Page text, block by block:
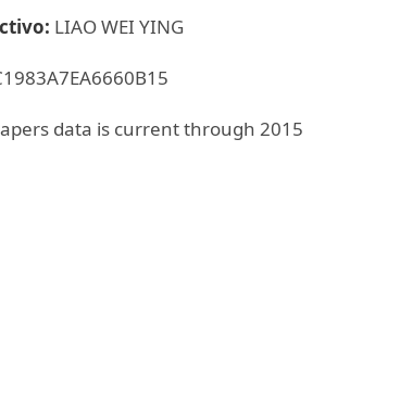
LIAO WEI YING
data is current through 2015